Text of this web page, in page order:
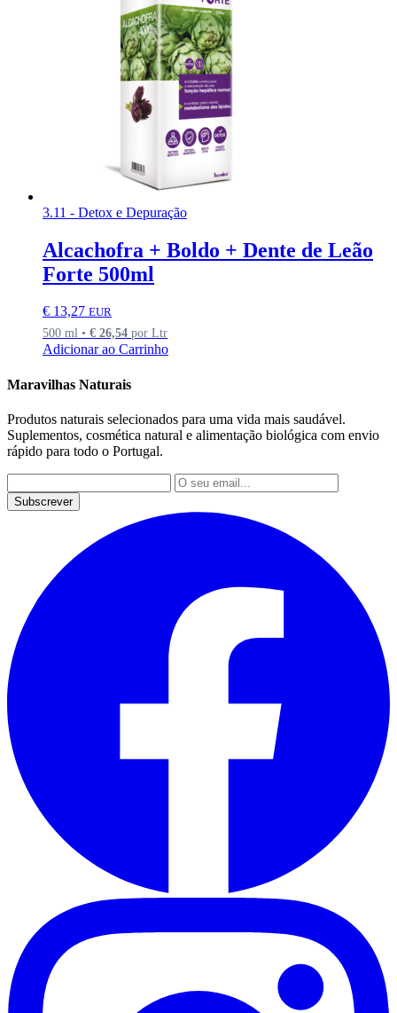
3.11 - Detox e Depuração
Alcachofra + Boldo + Dente de Leão
Forte 500ml
€ 13,27 EUR
500 ml • € 26,54 por Ltr
Adicionar ao Carrinho
Maravilhas Naturais
Produtos naturais selecionados para uma vida mais saudável.
Suplementos, cosmética natural e alimentação biológica com envio
rápido para todo o Portugal.
Subscrever